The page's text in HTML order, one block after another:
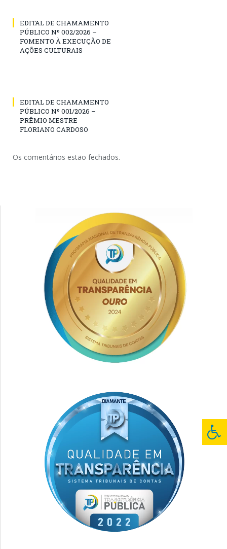
EDITAL DE CHAMAMENTO
PÚBLICO Nº 002/2026 –
FOMENTO À EXECUÇÃO DE
AÇÕES CULTURAIS
EDITAL DE CHAMAMENTO
PÚBLICO Nº 001/2026 –
PRÊMIO MESTRE
FLORIANO CARDOSO
Os comentários estão fechados.